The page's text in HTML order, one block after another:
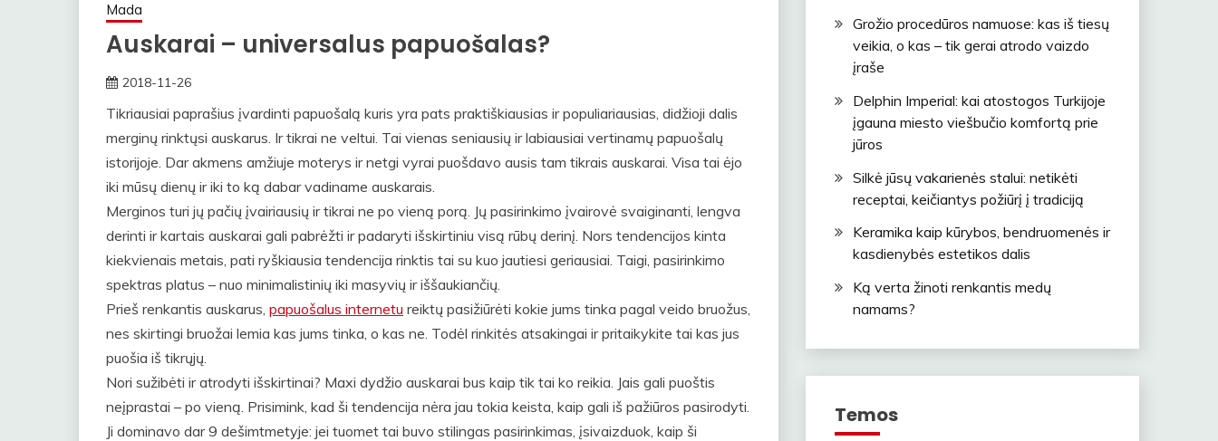
Mada
Auskarai – universalus papuošalas?
2018-11-26
Tikriausiai paprašius įvardinti papuošalą kuris yra pats praktiškiausias ir populiariausias, didžioji dalis
merginų rinktųsi auskarus. Ir tikrai ne veltui. Tai vienas seniausių ir labiausiai vertinamų papuošalų
istorijoje. Dar akmens amžiuje moterys ir netgi vyrai puošdavo ausis tam tikrais auskarai. Visa tai ėjo
iki mūsų dienų ir iki to ką dabar vadiname auskarais.
Merginos turi jų pačių įvairiausių ir tikrai ne po vieną porą. Jų pasirinkimo įvairovė svaiginanti, lengva
derinti ir kartais auskarai gali pabrėžti ir padaryti išskirtiniu visą rūbų derinį. Nors tendencijos kinta
kiekvienais metais, pati ryškiausia tendencija rinktis tai su kuo jautiesi geriausiai. Taigi, pasirinkimo
spektras platus – nuo minimalistinių iki masyvių ir iššaukiančių.
Prieš renkantis auskarus, papuošalus internetu reiktų pasižiūrėti kokie jums tinka pagal veido bruožus,
nes skirtingi bruožai lemia kas jums tinka, o kas ne. Todėl rinkitės atsakingai ir pritaikykite tai kas jus
puošia iš tikrųjų.
Nori sužibėti ir atrodyti išskirtinai? Maxi dydžio auskarai bus kaip tik tai ko reikia. Jais gali puoštis
neįprastai – po vieną. Prisimink, kad ši tendencija nėra jau tokia keista, kaip gali iš pažiūros pasirodyti.
Ji dominavo dar 9 dešimtmetyje: jei tuomet tai buvo stilingas pasirinkimas, įsivaizduok, kaip ši
Grožio procedūros namuose: kas iš tiesų
veikia, o kas – tik gerai atrodo vaizdo
įraše
Delphin Imperial: kai atostogos Turkijoje
įgauna miesto viešbučio komfortą prie
jūros
Silkė jūsų vakarienės stalui: netikėti
receptai, keičiantys požiūrį į tradiciją
Keramika kaip kūrybos, bendruomenės ir
kasdienybės estetikos dalis
Ką verta žinoti renkantis medų
namams?
Temos